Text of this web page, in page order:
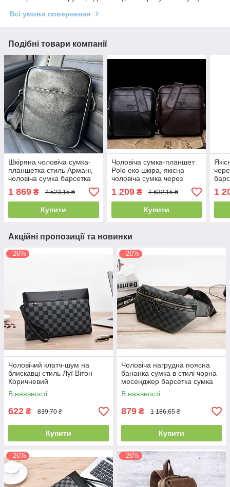
Всі умови повернення
Подібні товари компанії
Шкіряна чоловіча сумка-
планшетка стиль Армані,
чоловіча сумка барсетка
Armani натуральна шкіра
чорна
1 869 ₴ 2 523,15 ₴
Купити
Чоловіча сумка-планшет
Polo еко шкіра, якісна
чоловіча сумка через
плече-шкіряна барсетка
планшетка Поло(PS)
1 209₴ 1 632,15 ₴
Купити
Polo
1
Акційні пропозиції та новинки
–26%
Чоловічий клатч-шум на
блискавці стиль Луї Вітон
Коричневий
В наявності
622 ₴ 839,70 ₴
Купити
–26%
Чоловіча нагрудна поясна
бананка сумка в стилі чорна
месенджер барсетка сумка
на пояс слінг через
плече(PS)
В наявності
879 ₴ 1 186,65 ₴
Купити
–26% –26%